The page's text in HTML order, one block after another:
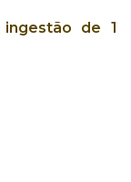
de 1